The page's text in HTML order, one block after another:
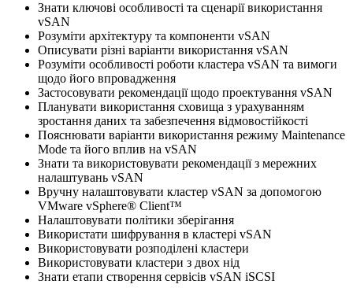
Знати ключові особливості та сценарії використання
vSAN
Розуміти архітектуру та компоненти vSAN
Описувати різні варіанти використання vSAN
Розуміти особливості роботи кластера vSAN та вимоги
щодо його впровадження
Застосовувати рекомендації щодо проектування vSAN
Планувати використання сховища з урахуванням
зростання даних та забезпечення відмовостійкості
Пояснювати варіанти використання режиму Maintenance
Mode та його вплив на vSAN
Знати та використовувати рекомендації з мережних
налаштувань vSAN
Вручну налаштовувати кластер vSAN за допомогою
VMware vSphere® Client™
Налаштовувати політики зберігання
Використати шифрування в кластері vSAN
Використовувати розподілені кластери
Використовувати кластери з двох нід
Знати етапи створення сервісів vSAN iSCSI